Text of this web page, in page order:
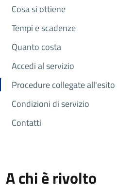
Cosa si ottiene
Tempi e scadenze
Quanto costa
Accedi al servizio
Procedure collegate all'esito
Condizioni di servizio
Contatti
A chi è rivolto